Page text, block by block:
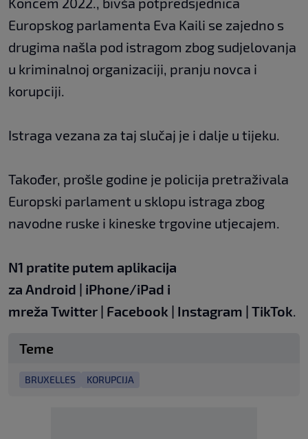
Europskog parlamenta Eva Kaili se zajedno s
drugima našla pod istragom zbog sudjelovanja
u kriminalnoj organizaciji, pranju novca i
korupciji.
Istraga vezana za taj slučaj je i dalje u tijeku.
Također, prošle godine je policija pretraživala
Europski parlament u sklopu istraga zbog
navodne ruske i kineske trgovine utjecajem.
N1 pratite putem aplikacija
za Android | iPhone/iPad i
mreža Twitter | Facebook | Instagram | TikTok.
Teme
BRUXELLES KORUPCIJA